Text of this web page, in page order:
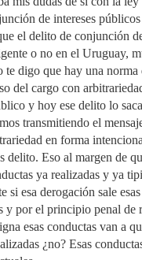
de intereses
el delito de conjunción
o no en el Uruguay,
te digo que hay una
del cargo con
y hoy ese delito lo
transmitiendo el
en forma
delito. Eso al margen de
ya realizadas y ya
si esa derogación sale
y por el principio penal de
esas conductas van a
¿no? Esas